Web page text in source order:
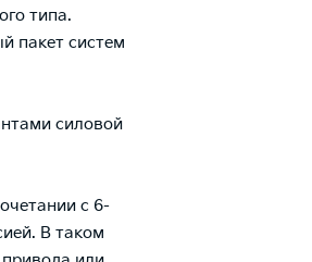
типа.
пакет систем
силовой
с 6-
В таком